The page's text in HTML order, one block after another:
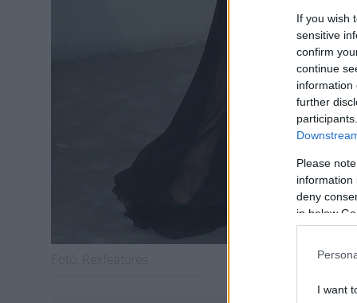
If you wish
sensitive
confirm
continue
information
further
Please
information
deny
in below
I want